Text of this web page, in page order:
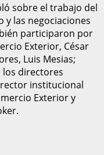
sobre el trabajo del
las negociaciones
participaron por
Exterior, César
Luis Mesias;
los directores
institucional
Exterior y